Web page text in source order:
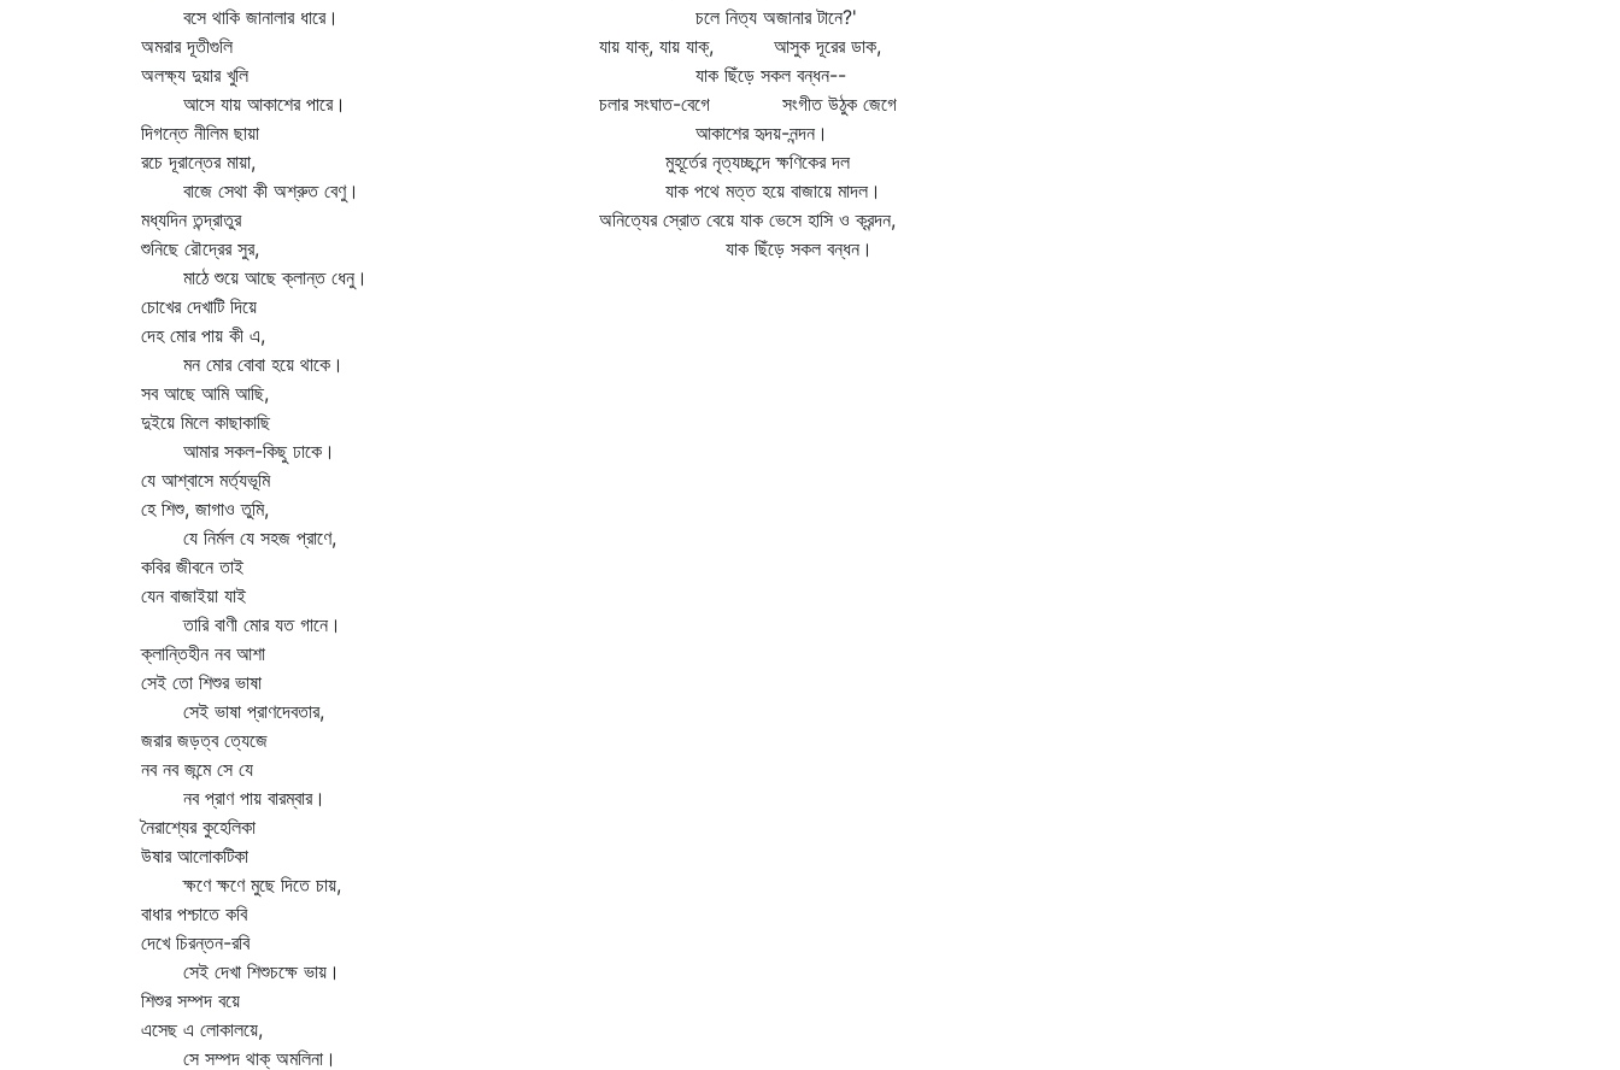
বসে থাকি জানালার ধারে।
অমরার দূতীগুলি
অলক্ষ্য দুয়ার খুলি
আসে যায় আকাশের পারে।
দিগন্তে নীলিম ছায়া
রচে দূরান্তের মায়া,
বাজে সেথা কী অশ্রুত বেণু।
মধ্যদিন তন্দ্রাতুর
শুনিছে রৌদ্রের সুর,
মাঠে শুয়ে আছে ক্লান্ত ধেনু।
চোখের দেখাটি দিয়ে
দেহ মোর পায় কী এ,
মন মোর বোবা হয়ে থাকে।
সব আছে আমি আছি,
দুইয়ে মিলে কাছাকাছি
আমার সকল-কিছু ঢাকে।
যে আশ্বাসে মর্ত্যভূমি
হে শিশু, জাগাও তুমি,
যে নির্মল যে সহজ প্রাণে,
কবির জীবনে তাই
যেন বাজাইয়া যাই
তারি বাণী মোর যত গানে।
ক্লান্তিহীন নব আশা
সেই তো শিশুর ভাষা
সেই ভাষা প্রাণদেবতার,
জরার জড়ত্ব ত্যেজে
নব নব জন্মে সে যে
নব প্রাণ পায় বারম্বার।
নৈরাশ্যের কুহেলিকা
উষার আলোকটিকা
ক্ষণে ক্ষণে মুছে দিতে চায়,
বাধার পশ্চাতে কবি
দেখে চিরন্তন-রবি
সেই দেখা শিশুচক্ষে ভায়।
শিশুর সম্পদ বয়ে
এসেছ এ লোকালয়ে,
সে সম্পদ থাক্‌ অমলিনা।
চলে নিত্য অজানার টানে?'
যায় যাক্‌, যায় যাক্‌, আসুক দূরের ডাক,
যাক ছিঁড়ে সকল বন্ধন--
চলার সংঘাত-বেগে সংগীত উঠুক জেগে
আকাশের হৃদয়-নন্দন।
মুহূর্তের নৃত্যচ্ছন্দে ক্ষণিকের দল
যাক পথে মত্ত হয়ে বাজায়ে মাদল।
অনিত্যের স্রোত বেয়ে যাক ভেসে হাসি ও ক্রন্দন,
যাক ছিঁড়ে সকল বন্ধন।